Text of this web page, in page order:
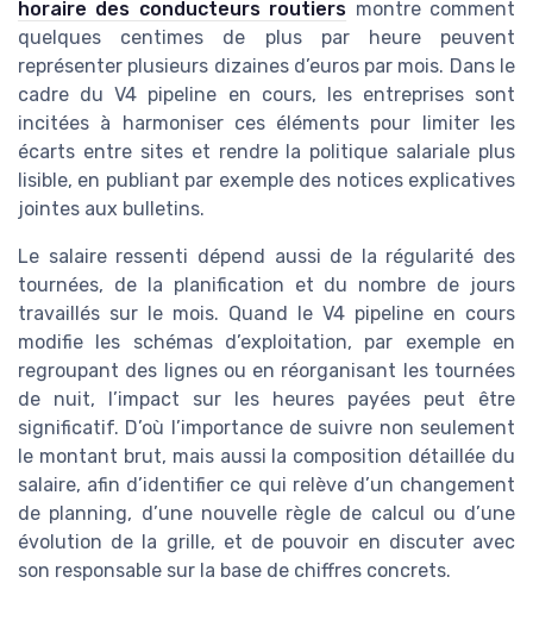
horaire des conducteurs routiers montre comment
quelques centimes de plus par heure peuvent
représenter plusieurs dizaines d’euros par mois. Dans le
cadre du V4 pipeline en cours, les entreprises sont
incitées à harmoniser ces éléments pour limiter les
écarts entre sites et rendre la politique salariale plus
lisible, en publiant par exemple des notices explicatives
jointes aux bulletins.
Le salaire ressenti dépend aussi de la régularité des
tournées, de la planification et du nombre de jours
travaillés sur le mois. Quand le V4 pipeline en cours
modifie les schémas d’exploitation, par exemple en
regroupant des lignes ou en réorganisant les tournées
de nuit, l’impact sur les heures payées peut être
significatif. D’où l’importance de suivre non seulement
le montant brut, mais aussi la composition détaillée du
salaire, afin d’identifier ce qui relève d’un changement
de planning, d’une nouvelle règle de calcul ou d’une
évolution de la grille, et de pouvoir en discuter avec
son responsable sur la base de chiffres concrets.